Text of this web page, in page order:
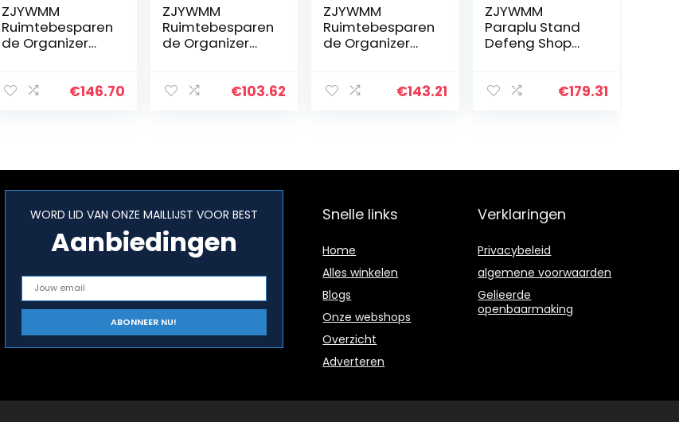
ZJYWMM
Ruimtebesparen
de Organizer
Canes/Walking
Ingangen
Paraplu’s
Druppelbak
41.5×52CM
€146.70
ZJYWMM
Ruimtebesparen
de Organizer
haken, Paraplu
BRONZE)
€103.62
ZJYWMM
Ruimtebesparen
de Organizer
Stand/Walking
Paraplu
Metalen
Display Stand
(Kleur: B
€143.21
ZJYWMM
Paraplu Stand
Defeng Shop
Moderne
Smeedijzeren
Paraplu Opslag
€179.31
WORD LID VAN ONZE MAILLIJST VOOR BEST
Aanbiedingen
Snelle links
Home
Alles winkelen
Blogs
Onze webshops
Overzicht
Adverteren
Verklaringen
Privacybeleid
algemene voorwaarden
Gelieerde
openbaarmaking